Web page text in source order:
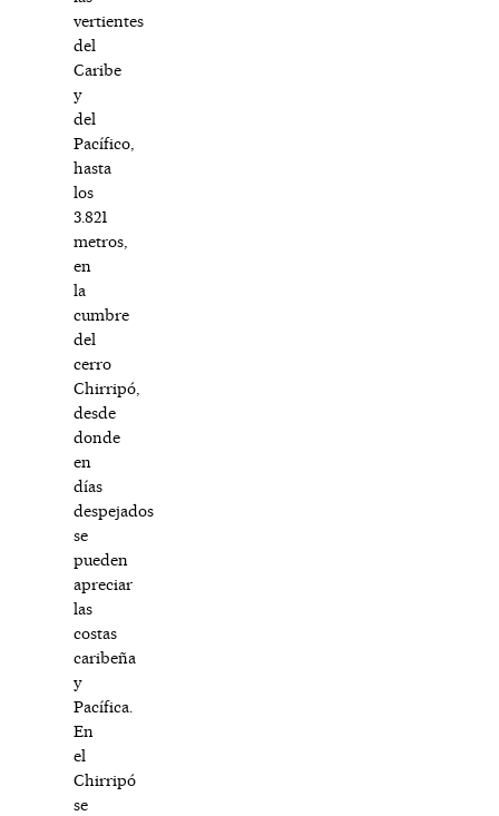
vertientes
del
Caribe
y
del
Pacífico,
hasta
los
3.821
metros,
en
la
cumbre
del
cerro
Chirripó,
desde
donde
en
días
despejados
se
pueden
apreciar
las
costas
caribeña
y
Pacífica.
En
el
Chirripó
se